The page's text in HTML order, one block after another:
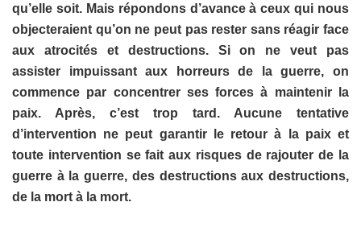
qu’elle soit. Mais répondons d’avance à ceux qui nous
objecteraient qu’on ne peut pas rester sans réagir face
aux atrocités et destructions. Si on ne veut pas
assister impuissant aux horreurs de la guerre, on
commence par concentrer ses forces à maintenir la
paix. Après, c’est trop tard. Aucune tentative
d’intervention ne peut garantir le retour à la paix et
toute intervention se fait aux risques de rajouter de la
guerre à la guerre, des destructions aux destructions,
de la mort à la mort.